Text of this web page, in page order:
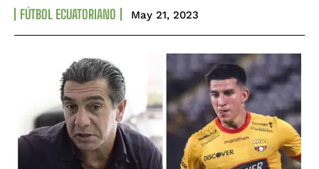
FÚTBOL ECUATORIANO May 21, 2023